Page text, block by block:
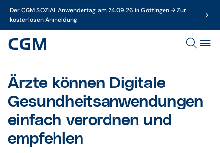
Der CGM SOZIAL Anwendertag am 24.09.26 in Göttingen → Zur
kostenlosen Anmeldung
Ärzte können Digitale
Gesundheitsanwendungen
einfach verordnen und
empfehlen